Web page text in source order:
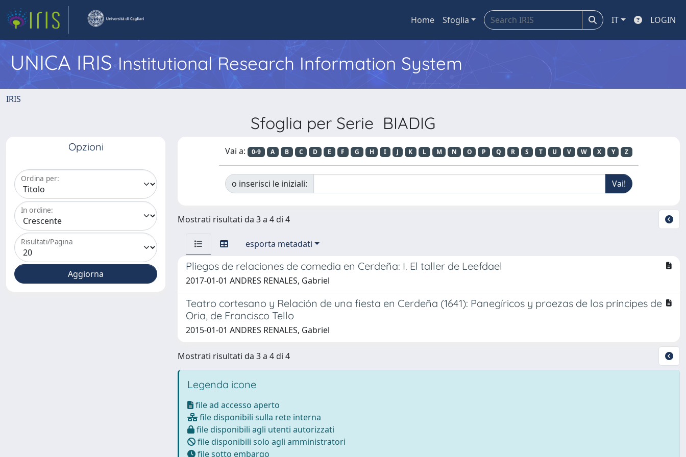
Home Sfoglia IT LOGIN
UNICA IRISInstitutional Research Information System
IRIS
Sfoglia per Serie BIADIG
Opzioni
Ordina per:
In ordine:
Risultati/Pagina
Vai a: 0-9 A B C D E F G H I J K L M N O P Q R S T U V W X Y Z
o inserisci le iniziali:
Mostrati risultati da 3 a 4 di 4
esporta metadati
Pliegos de relaciones de comedia en Cerdeña: I. El taller de Leefdael
2017-01-01 ANDRES RENALES, Gabriel
Teatro cortesano y Relación de una fiesta en Cerdeña (1641): Panegíricos y proezas de los príncipes de
Oria, de Francisco Tello
2015-01-01 ANDRES RENALES, Gabriel
Mostrati risultati da 3 a 4 di 4
Legenda icone
file ad accesso aperto
file disponibili sulla rete interna
file disponibili agli utenti autorizzati
file disponibili solo agli amministratori
file sotto embargo